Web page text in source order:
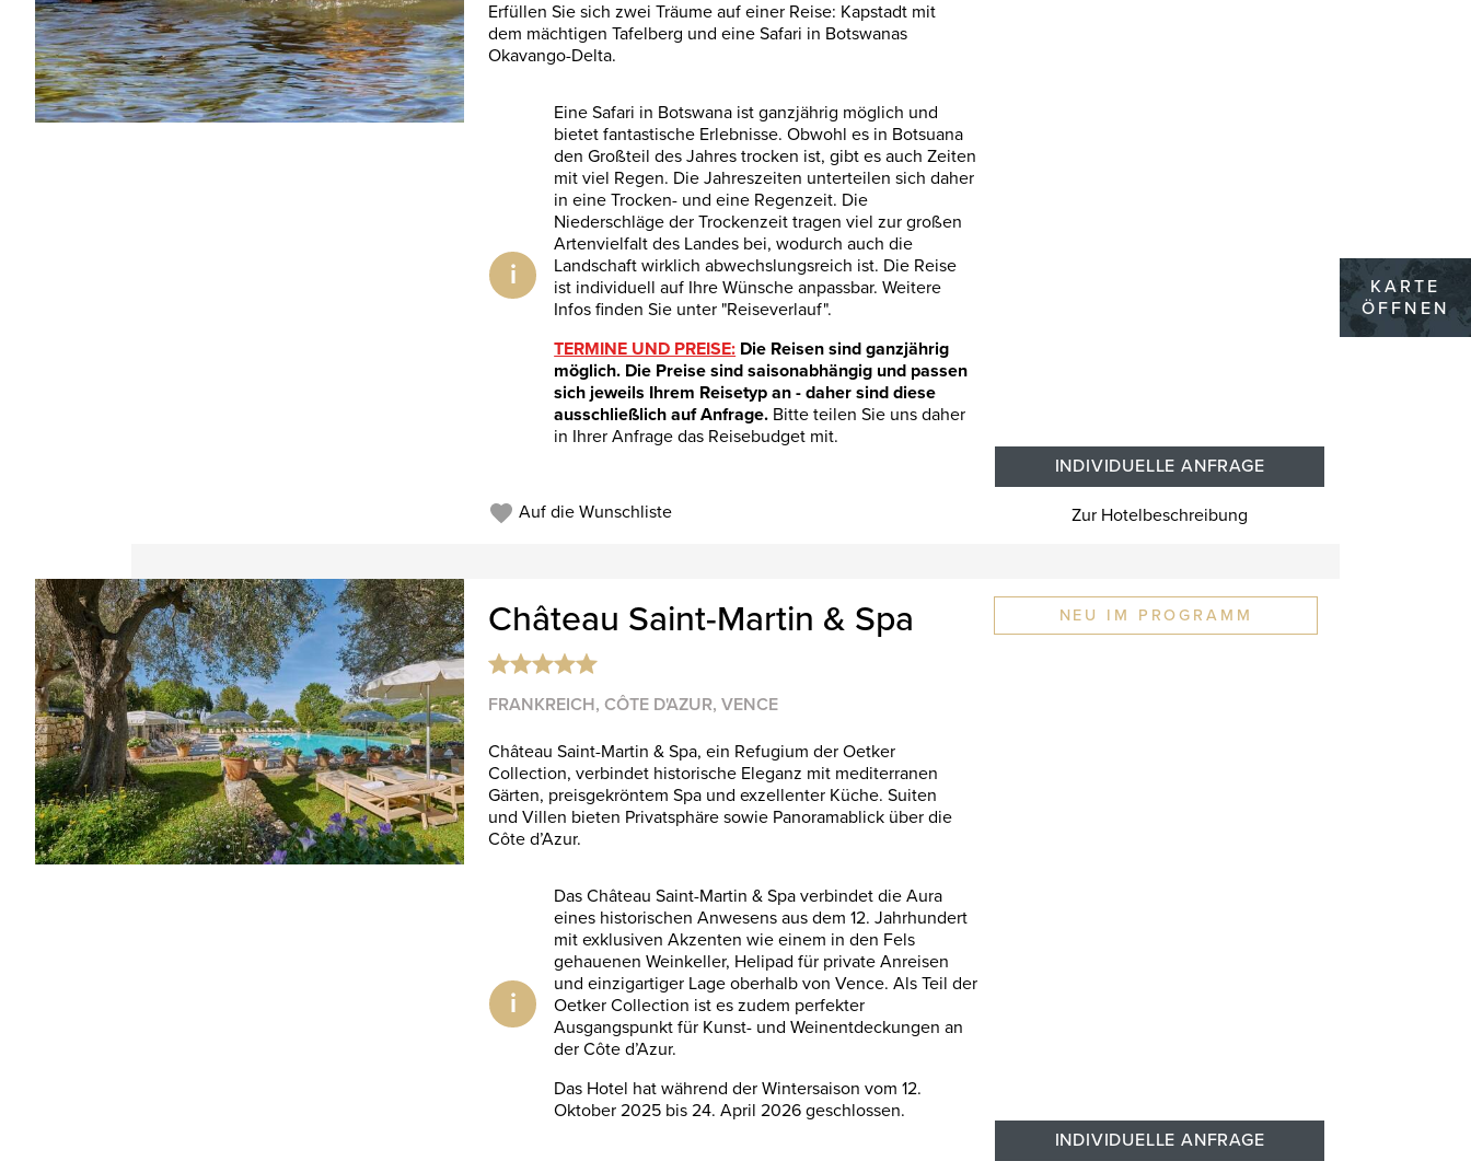
KARTE
ÖFFNEN
Erfüllen Sie sich zwei Träume auf einer Reise: Kapstadt mit
dem mächtigen Tafelberg und eine Safari in Botswanas
Okavango-Delta.
i
Eine Safari in Botswana ist ganzjährig möglich und
bietet fantastische Erlebnisse. Obwohl es in Botsuana
den Großteil des Jahres trocken ist, gibt es auch Zeiten
mit viel Regen. Die Jahreszeiten unterteilen sich daher
in eine Trocken- und eine Regenzeit. Die
Niederschläge der Trockenzeit tragen viel zur großen
Artenvielfalt des Landes bei, wodurch auch die
Landschaft wirklich abwechslungsreich ist. Die Reise
ist individuell auf Ihre Wünsche anpassbar. Weitere
Infos finden Sie unter "Reiseverlauf".
TERMINE UND PREISE: Die Reisen sind ganzjährig
möglich. Die Preise sind saisonabhängig und passen
sich jeweils Ihrem Reisetyp an - daher sind diese
ausschließlich auf Anfrage. Bitte teilen Sie uns daher
in Ihrer Anfrage das Reisebudget mit.
INDIVIDUELLE ANFRAGE
Zur Hotelbeschreibung
Auf die Wunschliste
NEU IM PROGRAMM
Château Saint-Martin & Spa
FRANKREICH, CÔTE D'AZUR, VENCE
Château Saint-Martin & Spa, ein Refugium der Oetker
Collection, verbindet historische Eleganz mit mediterranen
Gärten, preisgekröntem Spa und exzellenter Küche. Suiten
und Villen bieten Privatsphäre sowie Panoramablick über die
Côte d’Azur.
i
Das Château Saint-Martin & Spa verbindet die Aura
eines historischen Anwesens aus dem 12. Jahrhundert
mit exklusiven Akzenten wie einem in den Fels
gehauenen Weinkeller, Helipad für private Anreisen
und einzigartiger Lage oberhalb von Vence. Als Teil der
Oetker Collection ist es zudem perfekter
Ausgangspunkt für Kunst- und Weinentdeckungen an
der Côte d’Azur.
Das Hotel hat während der Wintersaison vom 12.
Oktober 2025 bis 24. April 2026 geschlossen.
INDIVIDUELLE ANFRAGE